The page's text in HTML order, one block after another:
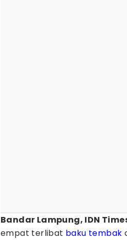
Bandar Lampung, IDN
empat terlibat baku tembak